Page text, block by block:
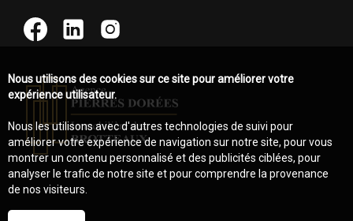
Nous utilisons des cookies sur ce site pour améliorer votre
expérience utilisateur.
Nous les utilisons avec d'autres technologies de suivi pour
améliorer votre expérience de navigation sur notre site, pour vous
montrer un contenu personnalisé et des publicités ciblées, pour
analyser le trafic de notre site et pour comprendre la provenance
de nos visiteurs.